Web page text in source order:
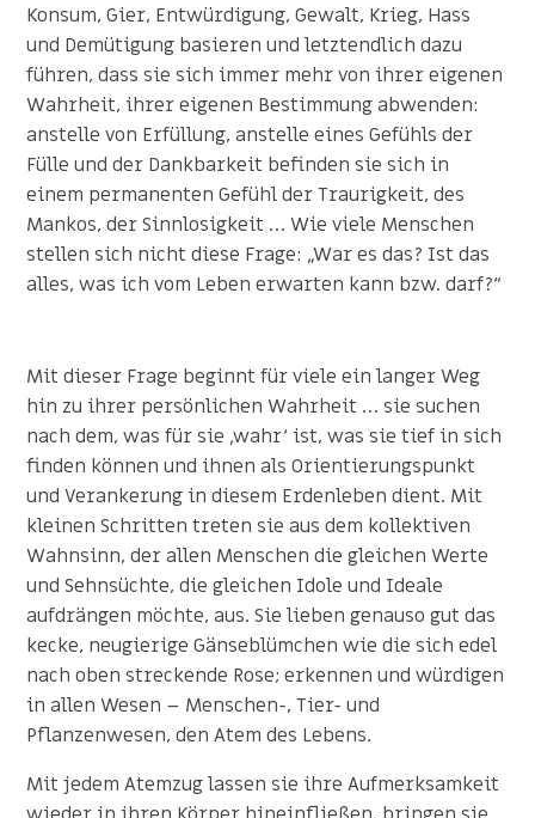
Konsum, Gier, Entwürdigung, Gewalt, Krieg, Hass
und Demütigung basieren und letztendlich dazu
führen, dass sie sich immer mehr von ihrer eigenen
Wahrheit, ihrer eigenen Bestimmung abwenden:
anstelle von Erfüllung, anstelle eines Gefühls der
Fülle und der Dankbarkeit befinden sie sich in
einem permanenten Gefühl der Traurigkeit, des
Mankos, der Sinnlosigkeit … Wie viele Menschen
stellen sich nicht diese Frage: „War es das? Ist das
alles, was ich vom Leben erwarten kann bzw. darf?“
Mit dieser Frage beginnt für viele ein langer Weg
hin zu ihrer persönlichen Wahrheit … sie suchen
nach dem, was für sie ‚wahr‘ ist, was sie tief in sich
finden können und ihnen als Orientierungspunkt
und Verankerung in diesem Erdenleben dient. Mit
kleinen Schritten treten sie aus dem kollektiven
Wahnsinn, der allen Menschen die gleichen Werte
und Sehnsüchte, die gleichen Idole und Ideale
aufdrängen möchte, aus. Sie lieben genauso gut das
kecke, neugierige Gänseblümchen wie die sich edel
nach oben streckende Rose; erkennen und würdigen
in allen Wesen – Menschen-, Tier- und
Pflanzenwesen, den Atem des Lebens.
Mit jedem Atemzug lassen sie ihre Aufmerksamkeit